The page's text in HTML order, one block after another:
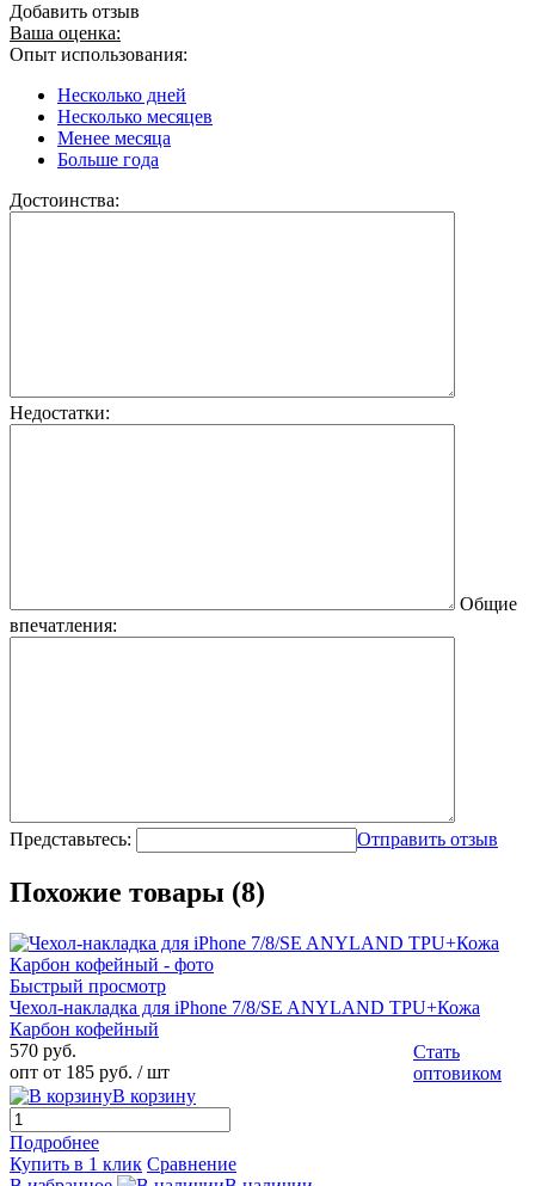
Добавить отзыв
Ваша оценка:
Опыт использования:
Несколько дней
Несколько месяцев
Менее месяца
Больше года
Достоинства:
Недостатки:
Общие
впечатления:
Представьтесь: Отправить отзыв
Похожие товары (8)
Быстрый просмотр
Чехол-накладка для iPhone 7/8/SE ANYLAND TPU+Кожа
Карбон кофейный
570 руб.
опт от 185 руб. / шт
Стать
оптовиком
В корзину
Подробнее
Купить в 1 клик Сравнение